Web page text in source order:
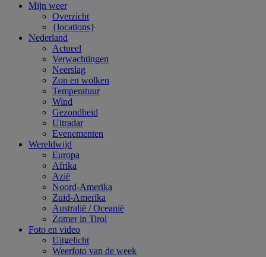
Mijn weer
Overzicht
{locations}
Nederland
Actueel
Verwachtingen
Neerslag
Zon en wolken
Temperatuur
Wind
Gezondheid
Uitradar
Evenementen
Wereldwijd
Europa
Afrika
Azië
Noord-Amerika
Zuid-Amerika
Australië / Oceanië
Zomer in Tirol
Foto en video
Uitgelicht
Weerfoto van de week